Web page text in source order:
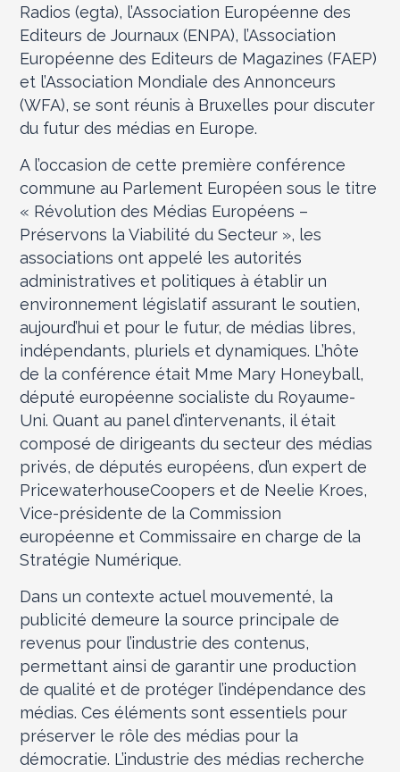
Radios (egta), l’Association Européenne des
Editeurs de Journaux (ENPA), l’Association
Européenne des Editeurs de Magazines (FAEP)
et l’Association Mondiale des Annonceurs
(WFA), se sont réunis à Bruxelles pour discuter
du futur des médias en Europe.
A l’occasion de cette première conférence
commune au Parlement Européen sous le titre
« Révolution des Médias Européens –
Préservons la Viabilité du Secteur », les
associations ont appelé les autorités
administratives et politiques à établir un
environnement législatif assurant le soutien,
aujourd’hui et pour le futur, de médias libres,
indépendants, pluriels et dynamiques. L’hôte
de la conférence était Mme Mary Honeyball,
député européenne socialiste du Royaume-
Uni. Quant au panel d’intervenants, il était
composé de dirigeants du secteur des médias
privés, de députés européens, d’un expert de
PricewaterhouseCoopers et de Neelie Kroes,
Vice-présidente de la Commission
européenne et Commissaire en charge de la
Stratégie Numérique.
Dans un contexte actuel mouvementé, la
publicité demeure la source principale de
revenus pour l’industrie des contenus,
permettant ainsi de garantir une production
de qualité et de protéger l’indépendance des
médias. Ces éléments sont essentiels pour
préserver le rôle des médias pour la
démocratie. L’industrie des médias recherche